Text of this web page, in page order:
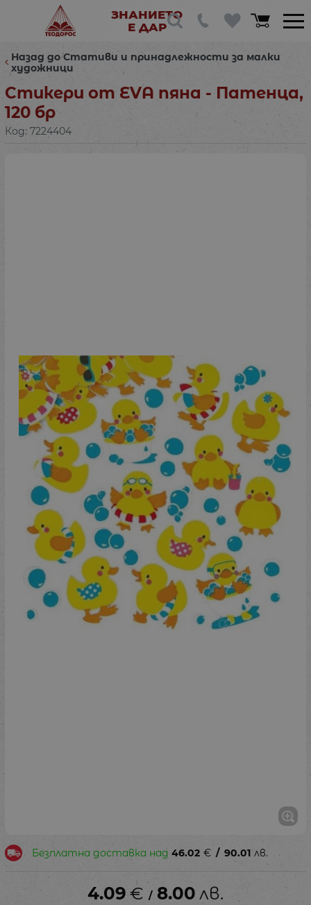
ЗНАНИЕТО
Е ДАР
Назад до Стативи и принадлежности за малки
художници
Стикери от EVA пяна - Патенца,
120 бр
Код: 7224404
Безплатна доставка над 46.02 € / 90.01 лв.
4.09 € / 8.00 лв.